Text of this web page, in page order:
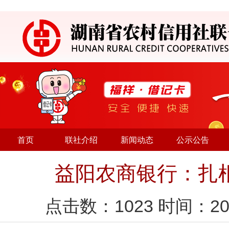
首页 联社介绍 新闻动态 公示公告
益阳农商银行：扎
点击数： 1023 时间：